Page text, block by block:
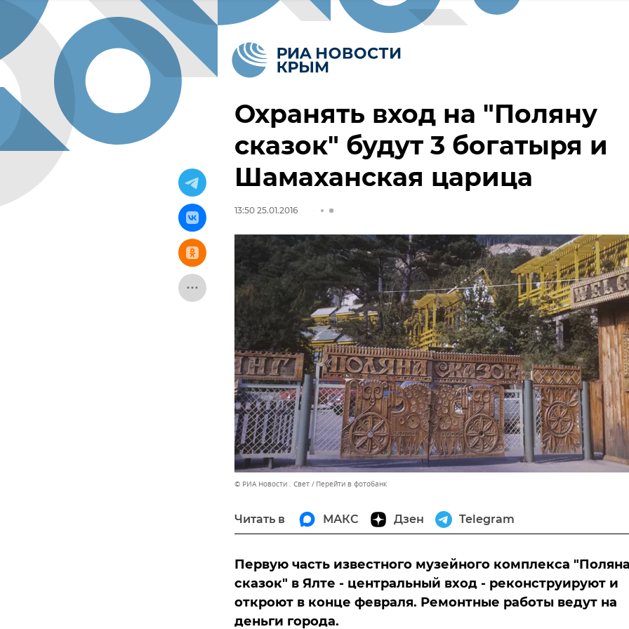
Охранять вход на "Поляну
сказок" будут 3 богатыря и
Шамаханская царица
13:50 25.01.2016
© РИА Новости . Свет Перейти в фотобанк
Читать в МАКС Дзен Telegram
Первую часть известного музейного комплекса
сказок" в Ялте - центральный вход - реконструируют и
откроют в конце февраля. Ремонтные работы ведут на
деньги города.